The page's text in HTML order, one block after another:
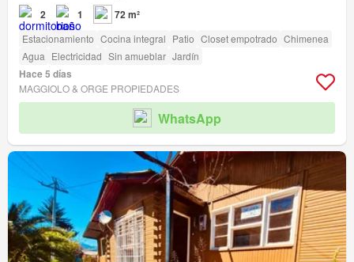
2 1 72 m²
Estacionamiento Cocina integral Patio Closet empotrado Chimenea
Agua Electricidad Sin amueblar Jardín
Hace 5 días
MAGGIOLO & ORGE PROPIEDADES
WhatsApp